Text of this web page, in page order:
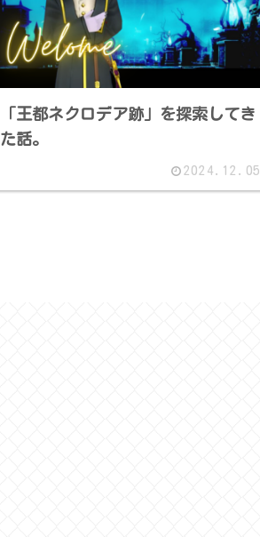
「王都ネクロデア跡」を探索してき
た話。
2024.12.05